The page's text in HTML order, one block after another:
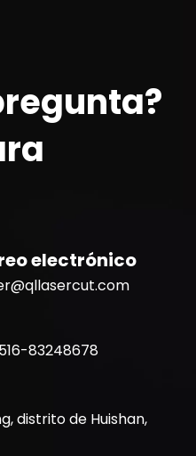
electrónico
83248678
distrito de Huishan,